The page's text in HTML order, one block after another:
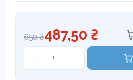
650 ₴487,50 ₴
-
Зонд
+